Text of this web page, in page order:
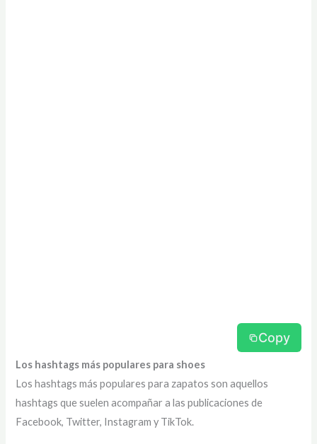
Copy
Los hashtags más populares para shoes
Los hashtags más populares para zapatos son aquellos
hashtags que suelen acompañar a las publicaciones de
Facebook, Twitter, Instagram y TikTok.